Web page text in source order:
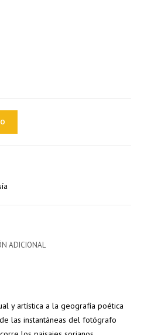
ADICIONAL
y artística a la geografía poética
las instantáneas del fotógrafo